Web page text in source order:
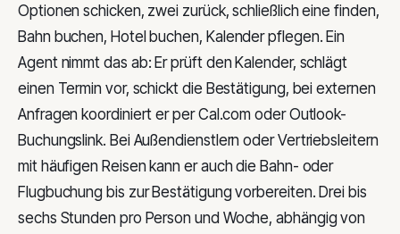
Optionen schicken, zwei zurück, schließlich eine finden,
Bahn buchen, Hotel buchen, Kalender pflegen. Ein
Agent nimmt das ab: Er prüft den Kalender, schlägt
einen Termin vor, schickt die Bestätigung, bei externen
Anfragen koordiniert er per Cal.com oder Outlook-
Buchungslink. Bei Außendienstlern oder Vertriebsleitern
mit häufigen Reisen kann er auch die Bahn- oder
Flugbuchung bis zur Bestätigung vorbereiten. Drei bis
sechs Stunden pro Person und Woche, abhängig von